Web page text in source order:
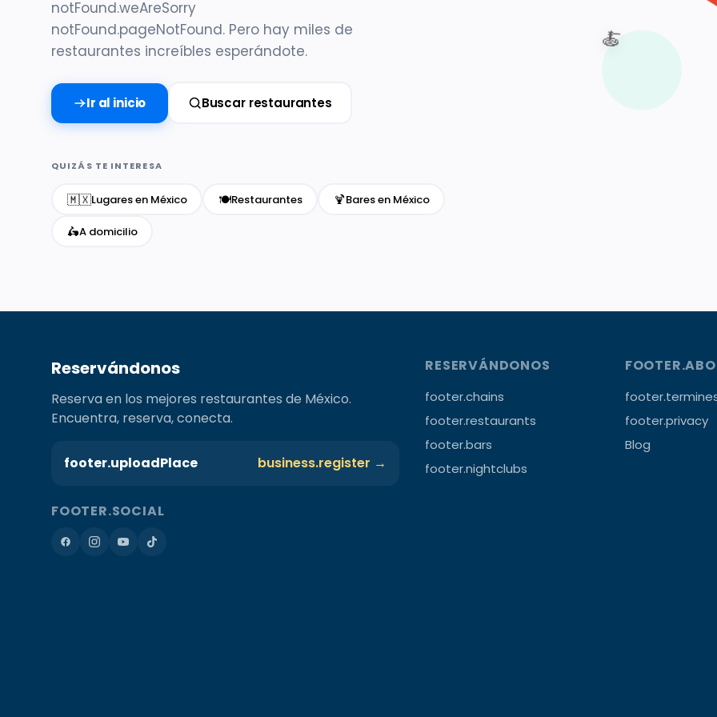
notFound.weAreSorry
notFound.pageNotFound. Pero hay miles de
restaurantes increíbles esperándote.
Ir al inicio Buscar restaurantes
QUIZÁS TE INTERESA
🇲🇽Lugares en México 🍽️Restaurantes 🍹Bares en México
🛵A domicilio
🍝
Reservándonos
Reserva en los mejores restaurantes de México.
Encuentra, reserva, conecta.
footer.uploadPlace business.register →
FOOTER.SOCIAL
RESERVÁNDONOS
footer.chains
footer.restaurants
footer.bars
footer.nightclubs
footer.privacy
Blog